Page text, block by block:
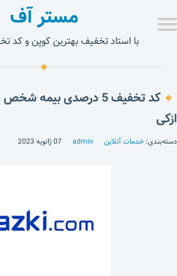
مستر آف
با استاد تخفیف بهترین کوپن و کد
کد تخفیف 5 درصدی
ازکی
دسته‌بندی: خدمات آنلاین admin 07 ژانویه 2023